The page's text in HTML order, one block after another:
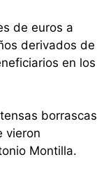
de euros a
derivados de
en los
borrascas
vieron
Montilla.